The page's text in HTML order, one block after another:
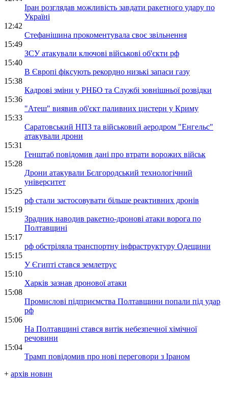
Іран розглядав можливість завдати ракетного удару по
Україні
12:42
Стефанішина прокоментувала своє звільнення
15:49
ЗСУ атакували ключові військові об'єкти рф
15:40
В Європі фіксують рекордно низькі запаси газу
15:38
Кадрові зміни у РНБО та Службі зовнішньої розвідки
15:36
"Атеш" виявив об'єкт паливних цистерн у Криму
15:33
Саратовський НПЗ та військовий аеродром "Енгельс"
атакували дрони
15:31
Генштаб повідомив дані про втрати ворожих військ
15:28
Дрони атакували Бєлгородський технологічний
університет
15:25
рф стали застосовувати більше реактивних дронів
15:19
Зрадник наводив ракетно-дронові атаки ворога по
Полтавщині
15:17
рф обстріляла транспортну інфраструктуру Одещини
15:15
У Єгипті стався землетрус
15:10
Харків зазнав дронової атаки
15:08
Промислові підприємства Полтавщини попали під удар
рф
15:06
На Полтавщині стався витік небезпечної хімічної
речовини
15:04
Трамп повідомив про нові переговори з Іраном
+ архів новин